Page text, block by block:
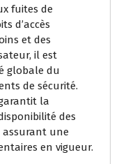
fuites de
d’accès
et des
il est
globale du
de sécurité.
la
des
assurant une
en vigueur.